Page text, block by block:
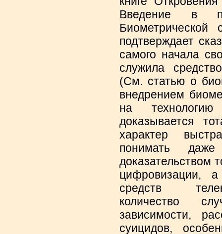
Введение в
подтверждает
самого начала
служила
(См. статью о
внедрением
на
доказывается
характер
понимать
доказательством
цифровизации,
средств
количество
зависимости,
суицидов,